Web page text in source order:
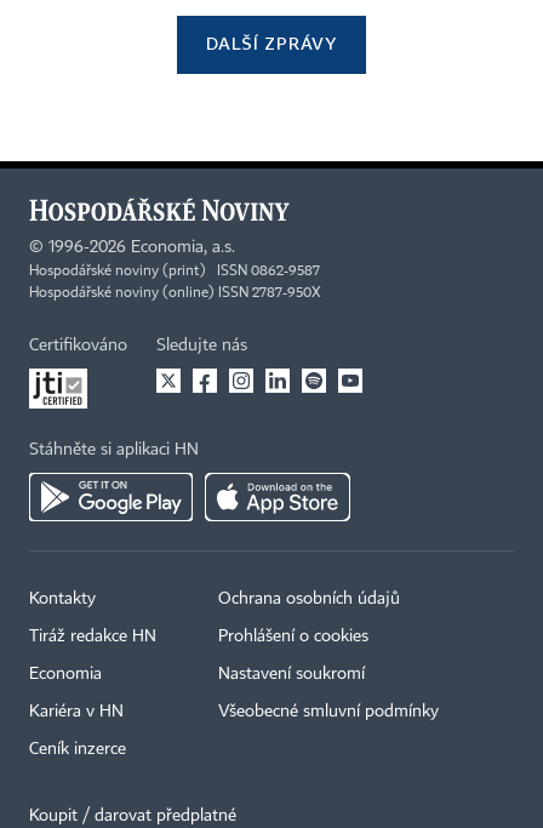
DALŠÍ ZPRÁVY
© 1996-2026 Economia, a.s.
Hospodářské noviny (print) ISSN 0862-9587
Hospodářské noviny (online) ISSN 2787-950X
Certifikováno Sledujte nás
Stáhněte si aplikaci HN
Kontakty
Tiráž redakce HN
Economia
Kariéra v HN
Ceník inzerce
Ochrana osobních údajů
Prohlášení o cookies
Nastavení soukromí
Všeobecné smluvní podmínky
Koupit / darovat předplatné